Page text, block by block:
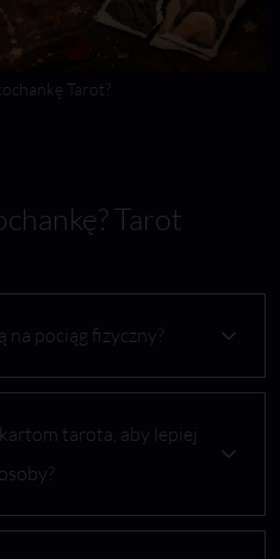
Tarot?
Tarot
pociąg fizyczny?
tarota, aby lepiej